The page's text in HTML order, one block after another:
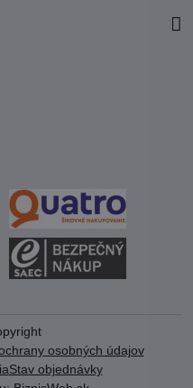
osobných údajov
Stav objednávky